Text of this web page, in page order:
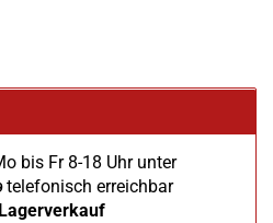
bis Fr 8-18 Uhr unter
telefonisch erreichbar